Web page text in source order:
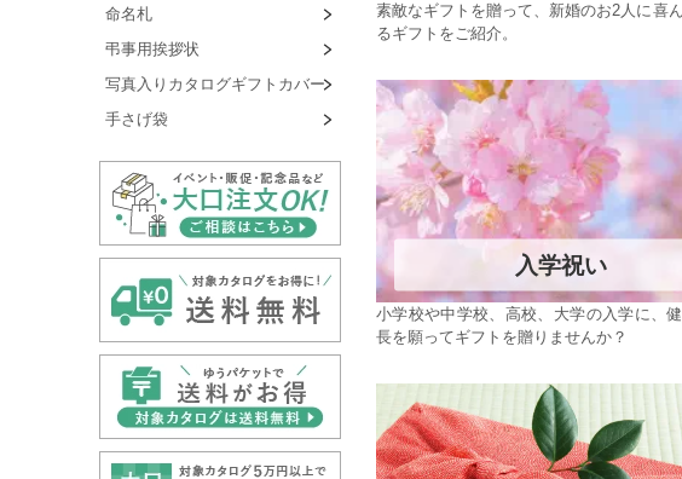
命名札
弔事用挨拶状
写真入りカタログギフトカバー
手さげ袋
素敵なギフトを贈って、新婚のお2人に喜
るギフトをご紹介。
入学祝い
小学校や中学校、高校、大学の入学に、
長を願ってギフトを贈りませんか？